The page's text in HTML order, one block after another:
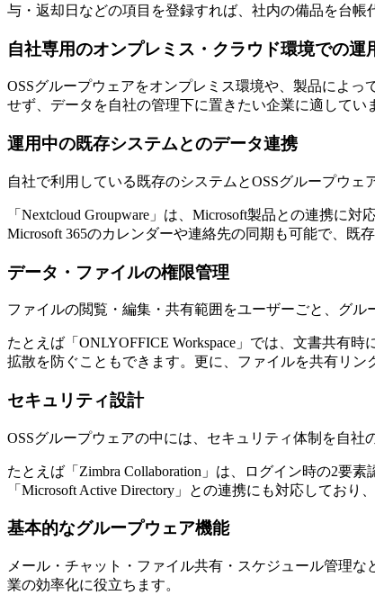
与・返却日などの項目を登録すれば、社内の備品を台帳
自社専用のオンプレミス・クラウド環境での運
OSSグループウェアをオンプレミス環境や、製品によ
せず、データを自社の管理下に置きたい企業に適してい
運用中の既存システムとのデータ連携
自社で利用している既存のシステムとOSSグループウェ
「Nextcloud Groupware」は、Microsoft製品との連携に
Microsoft 365のカレンダーや連絡先の同期も可能で、既
データ・ファイルの権限管理
ファイルの閲覧・編集・共有範囲をユーザーごと、グル
たとえば「ONLYOFFICE Workspace」では、文書共有
拡散を防ぐこともできます。更に、ファイルを共有リ
セキュリティ設計
OSSグループウェアの中には、セキュリティ体制を自社
たとえば「Zimbra Collaboration」は、ログイン時の2要
「Microsoft Active Directory」との連携にも対応してお
基本的なグループウェア機能
メール・チャット・ファイル共有・スケジュール管理
業の効率化に役立ちます。